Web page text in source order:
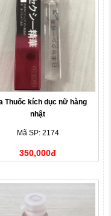
Thuốc kích dục nữ hàng
nhật
Mã SP: 2174
350,000đ